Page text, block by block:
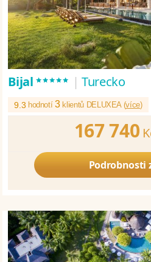
Bijal***** | Turecko
9.3 hodnotí3klientů DELUXEA (více)
167 740
Podrobnosti